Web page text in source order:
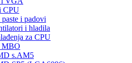
CPU
i padovi
i hladila
za CPU
MBO
s.AM5